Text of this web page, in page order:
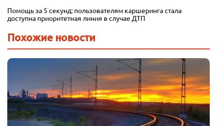
Помощь за 5 секунд: пользователям каршеринга стала
доступна приоритетная линия в случае ДТП
Похожие новости